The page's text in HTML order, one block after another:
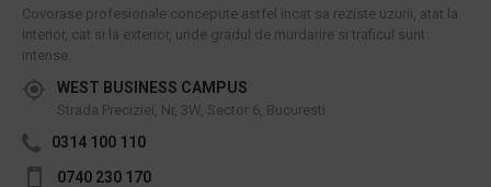
Covorase profesionale concepute astfel incat sa reziste uzurii, atat la
interior, cat si la exterior, unde gradul de murdarire si traficul sunt
intense.
WEST BUSINESS CAMPUS
Strada Preciziei, Nr, 3W, Sector 6, Bucuresti
0314 100 110
0740 230 170